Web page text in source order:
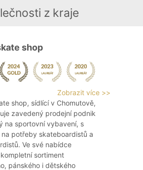
z kraje
shop
Zobrazit více >>
shop, sídlící v Chomutově,
zavedený prodejní podnik
na sportovní vybavení, s
potřeby skateboardistů a
Ve své nabídce
sortiment
pánského i dětského